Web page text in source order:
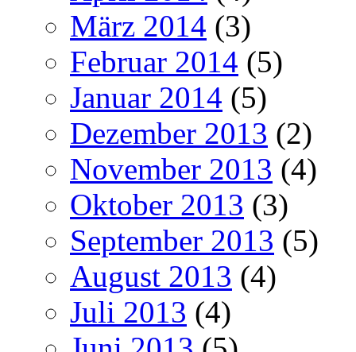
März 2014 (3)
Februar 2014 (5)
Januar 2014 (5)
Dezember 2013 (2)
November 2013 (4)
Oktober 2013 (3)
September 2013 (5)
August 2013 (4)
Juli 2013 (4)